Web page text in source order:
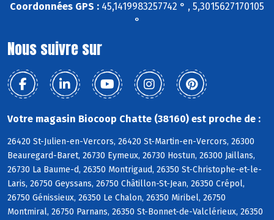
Coordonnées GPS : 45,1419983257742 ° , 5,3015627170105
°
Nous suivre sur
Votre magasin Biocoop Chatte (38160) est proche de :
26420 St-Julien-en-Vercors, 26420 St-Martin-en-Vercors, 26300
Beauregard-Baret, 26730 Eymeux, 26730 Hostun, 26300 Jaillans,
26730 La Baume-d, 26350 Montrigaud, 26350 St-Christophe-et-le-
Laris, 26750 Geyssans, 26750 Châtillon-St-Jean, 26350 Crépol,
26750 Génissieux, 26350 Le Chalon, 26350 Miribel, 26750
Montmiral, 26750 Parnans, 26350 St-Bonnet-de-Valclérieux, 26350